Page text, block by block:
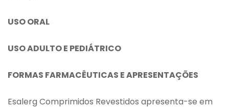
USO ORAL
USO ADULTO E PEDIÁTRICO
FORMAS FARMACÊUTICAS E APRESENTAÇÕES
Esalerg Comprimidos Revestidos apresenta-se em